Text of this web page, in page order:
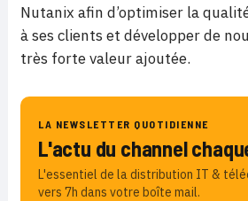
Nutanix afin d’optimiser la
à ses clients et développer de
très forte valeur ajoutée.
LA NEWSLETTER QUOTIDIENNE
L'actu du channel
L'essentiel de la distribution IT &
vers 7h dans votre boîte mail.